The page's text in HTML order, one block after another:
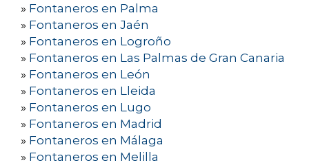
» Fontaneros en Palma
» Fontaneros en Jaén
» Fontaneros en Logroño
» Fontaneros en Las Palmas de Gran Canaria
» Fontaneros en León
» Fontaneros en Lleida
» Fontaneros en Lugo
» Fontaneros en Madrid
» Fontaneros en Málaga
» Fontaneros en Melilla